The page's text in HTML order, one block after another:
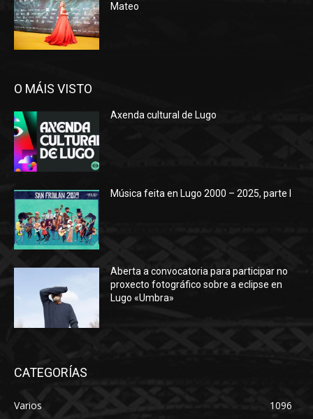
Mateo
O MÁIS VISTO
Axenda cultural de Lugo
Música feita en Lugo 2000 – 2025, parte I
Aberta a convocatoria para participar no
proxecto fotográfico sobre a eclipse en
Lugo «Umbra»
CATEGORÍAS
Varios
1096